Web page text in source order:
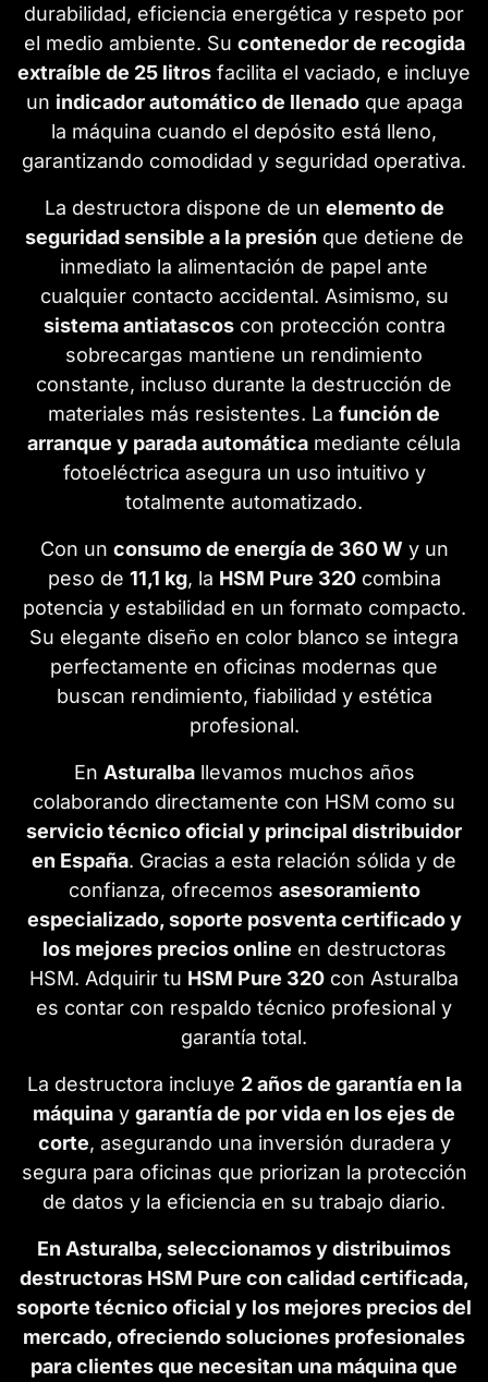
durabilidad, eficiencia energética y respeto por
el medio ambiente. Su contenedor de recogida
extraíble de 25 litros facilita el vaciado, e incluye
un indicador automático de llenadoque apaga
la máquina cuando el depósito está lleno,
garantizando comodidad y seguridad operativa.
La destructora dispone de un elemento de
seguridad sensible a la presión que detiene de
inmediato la alimentación de papel ante
cualquier contacto accidental. Asimismo, su
sistema antiatascoscon protección contra
sobrecargas mantiene un rendimiento
constante, incluso durante la destrucción de
materiales más resistentes. La función de
arranque y parada automática mediante célula
fotoeléctrica asegura un uso intuitivo y
totalmente automatizado.
Con un consumo de energía de 360 W y un
peso de 11,1 kg, la HSM Pure 320combina
potencia y estabilidad en un formato compacto.
Su elegante diseño en color blanco se integra
perfectamente en oficinas modernas que
buscan rendimiento, fiabilidad y estética
profesional.
En Asturalballevamos muchos años
colaborando directamente con HSM como su
servicio técnico oficial y principal distribuidor
en España. Gracias a esta relación sólida y de
confianza, ofrecemos asesoramiento
especializado, soporte posventa certificado y
los mejores precios online en destructoras
HSM. Adquirir tu HSM Pure 320 con Asturalba
es contar con respaldo técnico profesional y
garantía total.
La destructora incluye 2 años de garantía en la
máquina y garantía de por vida en los ejes de
corte, asegurando una inversión duradera y
segura para oficinas que priorizan la protección
de datos y la eficiencia en su trabajo diario.
En Asturalba, seleccionamos y distribuimos
destructoras HSM Pure con calidad certificada,
soporte técnico oficial y los mejores precios del
mercado, ofreciendo soluciones profesionales
para clientes que necesitan una máquina que